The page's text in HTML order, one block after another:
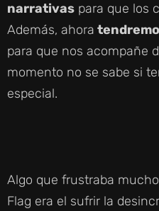
narrativas para que los
Además, ahora
para que nos acompañe
momento no se sabe si
especial.
Algo que frustraba
Flag era el sufrir la